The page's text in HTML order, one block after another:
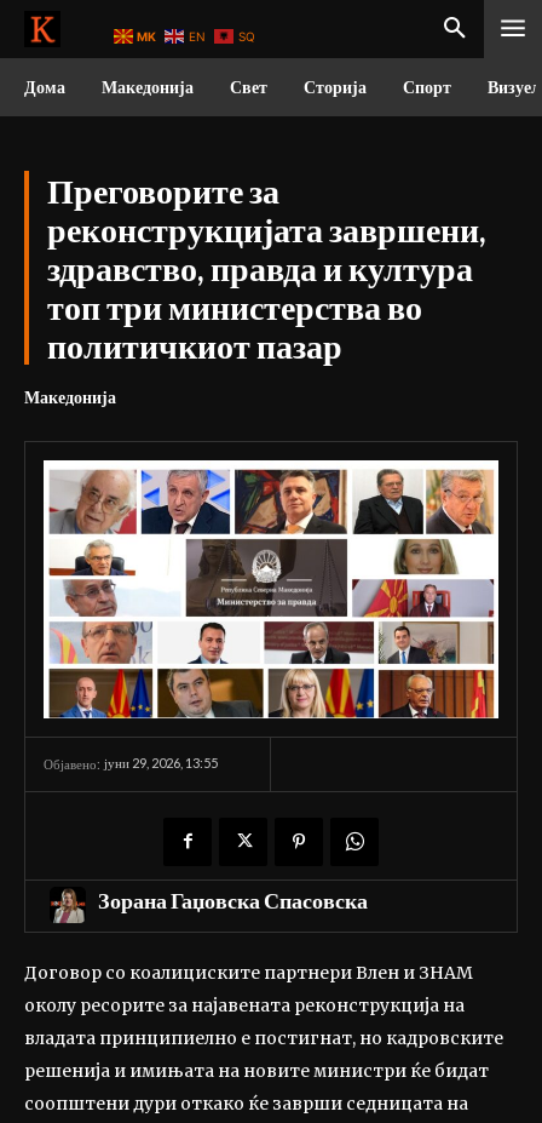
Дома Македонија Свет Сторија Спорт
Преговорите за
реконструкцијата завршени,
здравство, правда и култура
топ три министерства во
политичкиот пазар
Македонија
Објавено: јуни 29, 2026, 13:55
Зорана Гаџовска Спасовска
Договор со коалициските партнери Влен и ЗНАМ
околу ресорите за најавената реконструкција на
владата принципиелно е постигнат, но кадровските
решенија и имињата на новите министри ќе бидат
соопштени дури откако ќе заврши седницата на
MK EN SQ